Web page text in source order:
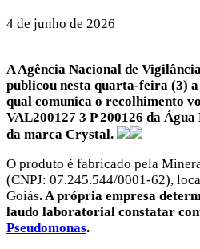
4 de junho de 2026
A Agência Nacional de
publicou nesta quarta-feira (3) a
qual comunica o recolhimento
VAL200127 3 P 200126 da
da marca Crystal.
O produto é fabricado pela
(CNPJ: 07.245.544/0001-62),
Goiás. A própria empresa
laudo laboratorial constatar
Pseudomonas.